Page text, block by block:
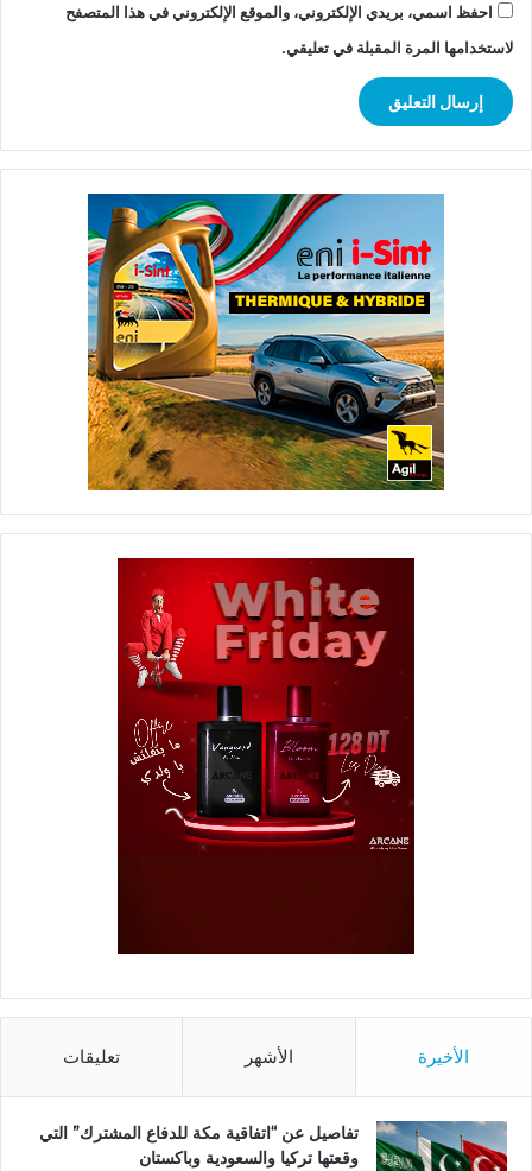
احفظ اسمي، بريدي الإلكتروني، والموقع الإلكتروني في هذا المتصفح
لاستخدامها المرة المقبلة في تعليقي.
الأخيرة الأشهر تعليقات
تفاصيل عن “اتفاقية مكة للدفاع المشترك” التي
وقعتها تركيا والسعودية وباكستان